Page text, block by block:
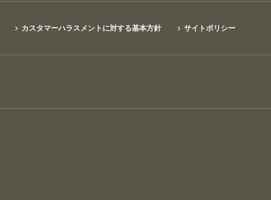
カスタマーハラスメントに対する基本方針 サイトポリシー